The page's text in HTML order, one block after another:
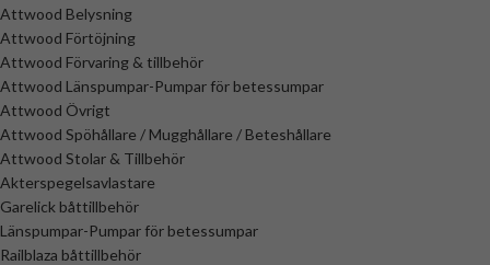
Attwood Belysning
Attwood Förtöjning
Attwood Förvaring & tillbehör
Attwood Länspumpar-Pumpar för betessumpar
Attwood Övrigt
Attwood Spöhållare / Mugghållare / Beteshållare
Attwood Stolar & Tillbehör
Akterspegelsavlastare
Garelick båttillbehör
Länspumpar-Pumpar för betessumpar
Railblaza båttillbehör